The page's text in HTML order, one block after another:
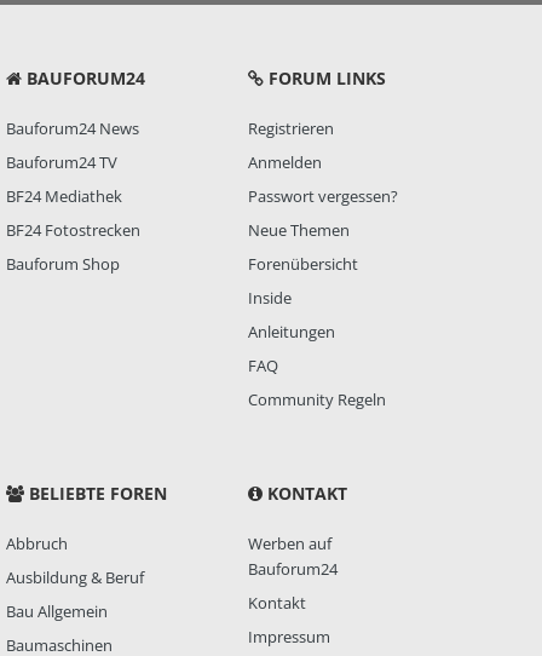
BAUFORUM24
Bauforum24 News
Bauforum24 TV
BF24 Mediathek
BF24 Fotostrecken
Bauforum Shop
FORUM LINKS
Registrieren
Anmelden
Passwort vergessen?
Neue Themen
Forenübersicht
Inside
Anleitungen
FAQ
Community Regeln
BELIEBTE FOREN
Abbruch
Ausbildung & Beruf
Bau Allgemein
Baumaschinen
KONTAKT
Werben auf
Bauforum24
Kontakt
Impressum